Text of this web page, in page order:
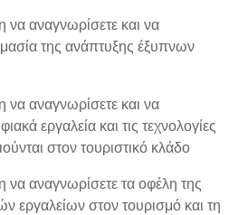
να αναγνωρίσετε και να
της ανάπτυξης έξυπνων
να αναγνωρίσετε και να
εργαλεία και τις τεχνολογίες
στον τουριστικό κλάδο
να αναγνωρίσετε τα οφέλη της
εργαλείων στον τουρισμό και τη